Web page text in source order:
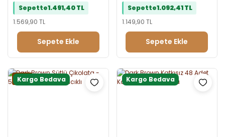
Sepette1.491,40 TL
1.569,90 TL
Sepete Ekle
Sepette1.092,41 TL
1.149,90 TL
Sepete Ekle
Kargo Bedava
Yeni Kargo Bedava
Tebrik Reyonu
Doğum Günü Reyonu
Evlilik Teklifi Reyonu